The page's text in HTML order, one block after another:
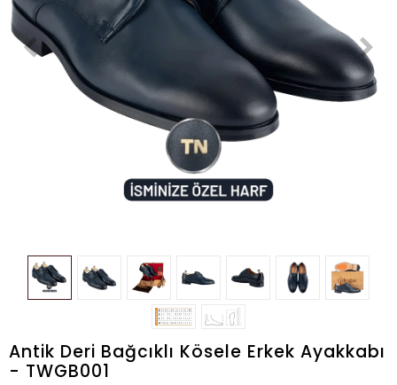
Antik Deri Bağcıklı Kösele Erkek Ayakkabı
- TWGB001